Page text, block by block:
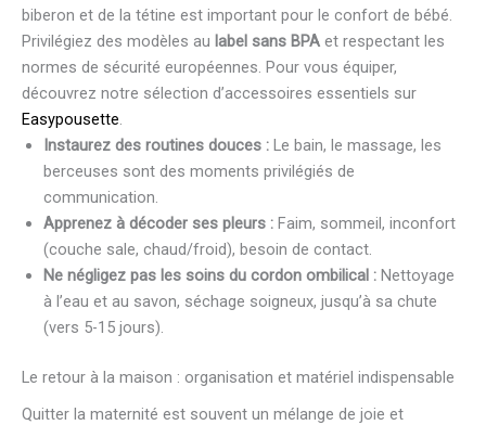
biberon et de la tétine est important pour le confort de bébé.
Privilégiez des modèles au label sans BPA et respectant les
normes de sécurité européennes. Pour vous équiper,
découvrez notre sélection d’accessoires essentiels sur
Easypousette.
Instaurez des routines douces : Le bain, le massage, les
berceuses sont des moments privilégiés de
communication.
Apprenez à décoder ses pleurs : Faim, sommeil, inconfort
(couche sale, chaud/froid), besoin de contact.
Ne négligez pas les soins du cordon ombilical : Nettoyage
à l’eau et au savon, séchage soigneux, jusqu’à sa chute
(vers 5-15 jours).
Le retour à la maison : organisation et matériel indispensable
Quitter la maternité est souvent un mélange de joie et